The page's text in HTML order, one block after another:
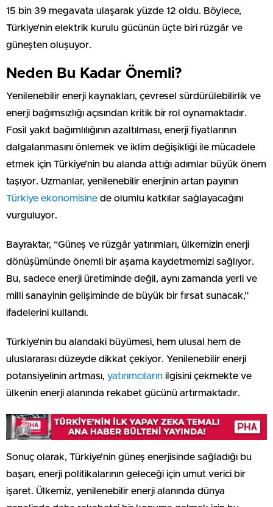
15 bin 39 megavata ulaşarak yüzde 12 oldu. Böylece,
Türkiye’nin elektrik kurulu gücünün üçte biri rüzgâr ve
güneşten oluşuyor.
Neden Bu Kadar Önemli?
Yenilenebilir enerji kaynakları, çevresel sürdürülebilirlik ve
enerji bağımsızlığı açısından kritik bir rol oynamaktadır.
Fosil yakıt bağımlılığının azaltılması, enerji fiyatlarının
dalgalanmasını önlemek ve iklim değişikliği ile mücadele
etmek için Türkiye’nin bu alanda attığı adımlar büyük önem
taşıyor. Uzmanlar, yenilenebilir enerjinin artan payının
Türkiye ekonomisine de olumlu katkılar sağlayacağını
vurguluyor.
Bayraktar, “Güneş ve rüzgâr yatırımları, ülkemizin enerji
dönüşümünde önemli bir aşama kaydetmemizi sağlıyor.
Bu, sadece enerji üretiminde değil, aynı zamanda yerli ve
milli sanayinin gelişiminde de büyük bir fırsat sunacak,”
ifadelerini kullandı.
Türkiye’nin bu alandaki büyümesi, hem ulusal hem de
uluslararası düzeyde dikkat çekiyor. Yenilenebilir enerji
potansiyelinin artması, yatırımcıların ilgisini çekmekte ve
ülkenin enerji alanında rekabet gücünü artırmaktadır.
Sonuç olarak, Türkiye’nin güneş enerjisinde sağladığı bu
başarı, enerji politikalarının geleceği için umut verici bir
işaret. Ülkemiz, yenilenebilir enerji alanında dünya